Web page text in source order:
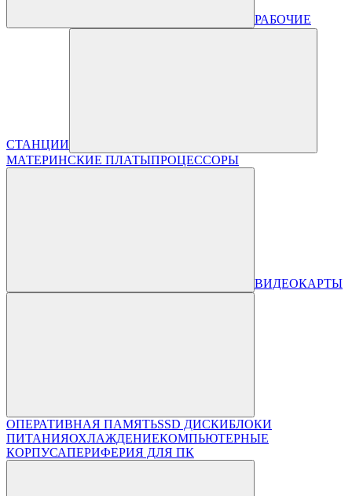
РАБОЧИЕ
СТАНЦИИ
МАТЕРИНСКИЕ ПЛАТЫПРОЦЕССОРЫ
ВИДЕОКАРТЫ
ОПЕРАТИВНАЯ ПАМЯТЬSSD ДИСКИБЛОКИ
ПИТАНИЯОХЛАЖДЕНИЕКОМПЬЮТЕРНЫЕ
КОРПУСАПЕРИФЕРИЯ ДЛЯ ПК